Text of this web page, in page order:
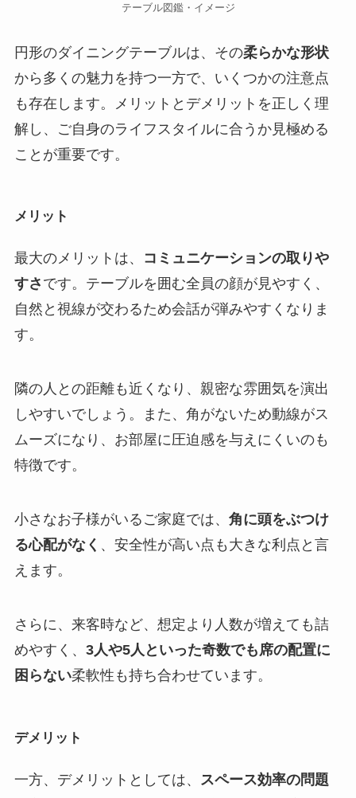
テーブル図鑑・イメージ
円形のダイニングテーブルは、その柔らかな形状
から多くの魅力を持つ一方で、いくつかの注意点
も存在します。メリットとデメリットを正しく理
解し、ご自身のライフスタイルに合うか見極める
ことが重要です。
メリット
最大のメリットは、
コミュニケーションの取りや
すさ です。テーブルを囲む全員の顔が見やすく、
自然と視線が交わるため会話が弾みやすくなりま
す。
隣の人との距離も近くなり、親密な雰囲気を演出
しやすいでしょう。また、角がないため動線がス
ムーズになり、お部屋に圧迫感を与えにくいのも
特徴です。
小さなお子様がいるご家庭では、 角に頭をぶつけ
る心配がなく 、安全性が高い点も大きな利点と言
えます。
さらに、来客時など、想定より人数が増えても詰
めやすく、 3人や5人といった奇数でも席の配置に
困らない柔軟性も持ち合わせています。
デメリット
一方、デメリットとしては、
スペース効率の問題